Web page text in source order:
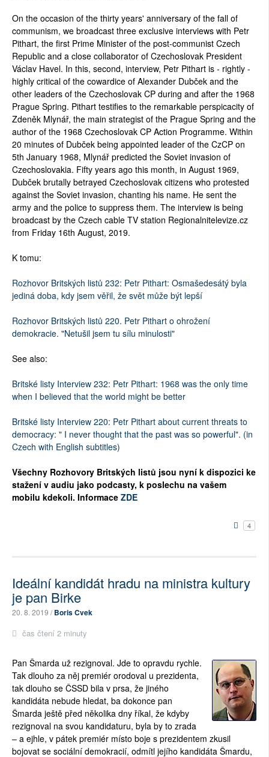
On the occasion of the thirty years' anniversary of the fall of
communism, we broadcast three exclusive interviews with Petr
Pithart, the first Prime Minister of the post-communist Czech
Republic and a close collaborator of Czechoslovak President
Václav Havel. In this, second, interview, Petr Pithart is - rightly -
highly critical of the cowardice of Alexander Dubček and the
other leaders of the Czechoslovak CP during and after the 1968
Prague Spring. Pithart testifies to the remarkable perspicacity of
Zdeněk Mlynář, the main strategist of the Prague Spring and the
author of the 1968 Czechoslovak CP Action Programme. Within
20 minutes of Dubček being appointed leader of the CzCP on
5th January 1968, Mlynář predicted the Soviet invasion of
Czechoslovakia. Fifty years ago this month, in August 1969,
Dubček brutally betrayed Czechoslovak citizens who protested
against the Soviet invasion, chanting his name. He sent the
army and the police to suppress them. The interview is being
broadcast by the Czech cable TV station Regionalnitelevize.cz
from Friday 16th August, 2019.
K tomu:
Rozhovor Britských listů 232: Petr Pithart: Osmašedesátý byla
jediná doba, kdy jsem věřil, že svět může být lepší
Rozhovor Britských listů 220. Petr Pithart o ohrožení
demokracie. "Netušil jsem tu sílu minulosti"
See also:
Britské listy Interview 232: Petr Pithart: 1968 was the only time
when I believed that the world might be better
Britské listy Interview 220: Petr Pithart about current threats to
democracy: " I never thought that the past was so powerful". (in
Czech with English subtitles)
Všechny Rozhovory Britských listů jsou nyní k dispozici ke
stažení v audiu jako podcasty, k poslechu na vašem
mobilu kdekoli. Informace ZDE
4
Ideální kandidát hradu na ministra kultury
je pan Birke
20. 8. 2019 /Boris Cvek
čas čtení 2 minuty
Pan Šmarda už rezignoval. Jde to opravdu rychle.
Tak dlouho za něj premiér orodoval u prezidenta,
tak dlouho se ČSSD bila v prsa, že jiného
kandidáta nebude hledat, ba dokonce pan
Šmarda ještě před několika dny říkal, že kdyby
rezignoval na svou kandidaturu, byla by to zrada
– a ejhle, v pátek premiér místo boje s prezidentem zkusil
bojovat se sociální demokracií, odmítl jejího kandidáta Šmardu,